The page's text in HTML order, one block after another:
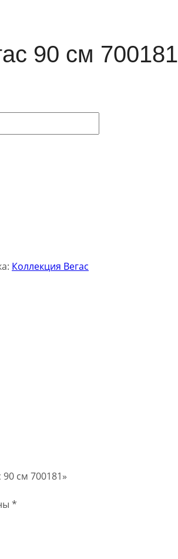
90 см 700181
Коллекция Вегас
см 700181»
*